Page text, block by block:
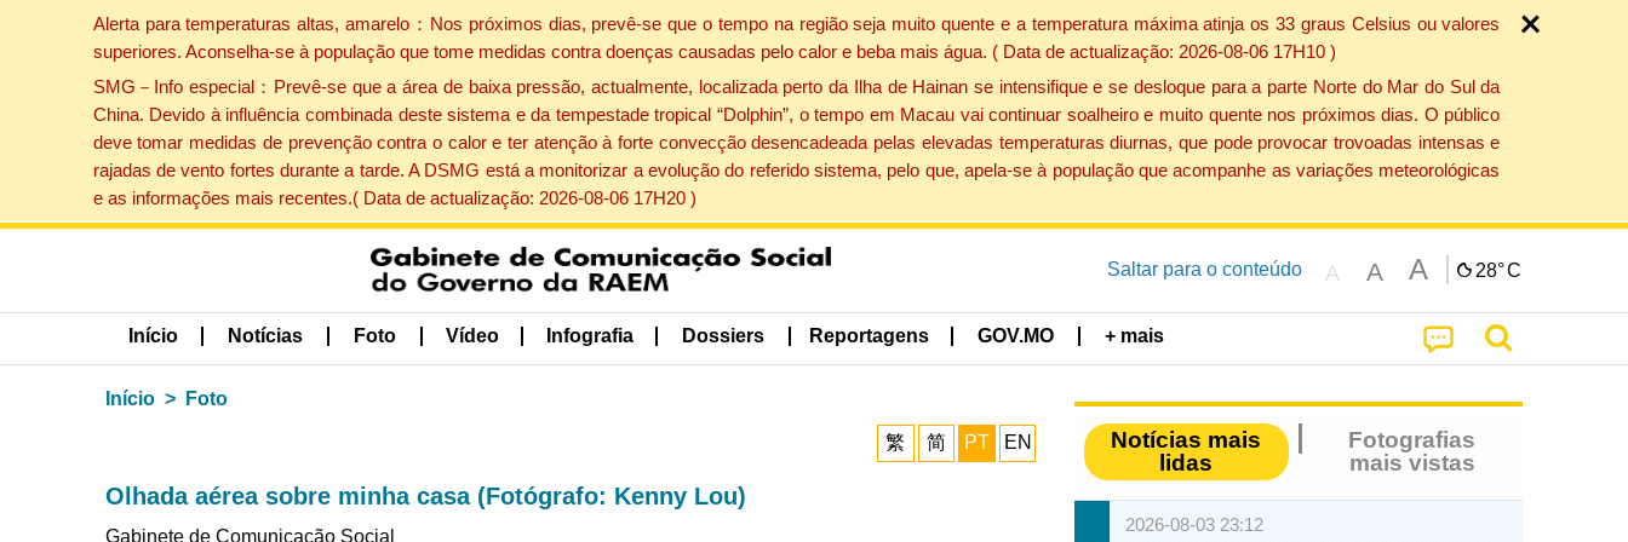
Alerta para temperaturas altas, amarelo：Nos próximos dias, prevê-se que o tempo na região seja muito quente e a temperatura máxima atinja os 33 graus Celsius ou valores
superiores. Aconselha-se à população que tome medidas contra doenças causadas pelo calor e beba mais água. ( Data de actualização: 2026-08-06 17H10 )
SMG－Info especial：Prevê-se que a área de baixa pressão, actualmente, localizada perto da Ilha de Hainan se intensifique e se desloque para a parte Norte do Mar do Sul da
China. Devido à influência combinada deste sistema e da tempestade tropical “Dolphin”, o tempo em Macau vai continuar soalheiro e muito quente nos próximos dias. O público
deve tomar medidas de prevenção contra o calor e ter atenção à forte convecção desencadeada pelas elevadas temperaturas diurnas, que pode provocar trovoadas intensas e
rajadas de vento fortes durante a tarde. A DSMG está a monitorizar a evolução do referido sistema, pelo que, apela-se à população que acompanhe as variações meteorológicas
e as informações mais recentes.( Data de actualização: 2026-08-06 17H20 )
Saltar para o conteúdo A A A 28°C
Início Notícias Foto Vídeo Infografia Dossiers Reportagens GOV.MO + mais
Início Foto
繁 简 PT EN
Olhada aérea sobre minha casa (Fotógrafo: Kenny Lou)
Gabinete de Comunicação Social
Notícias mais
lidas
Fotografias
mais vistas
2026-08-03 23:12